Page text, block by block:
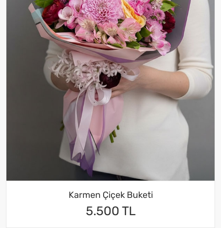
Karmen Çiçek Buketi
5.500 TL